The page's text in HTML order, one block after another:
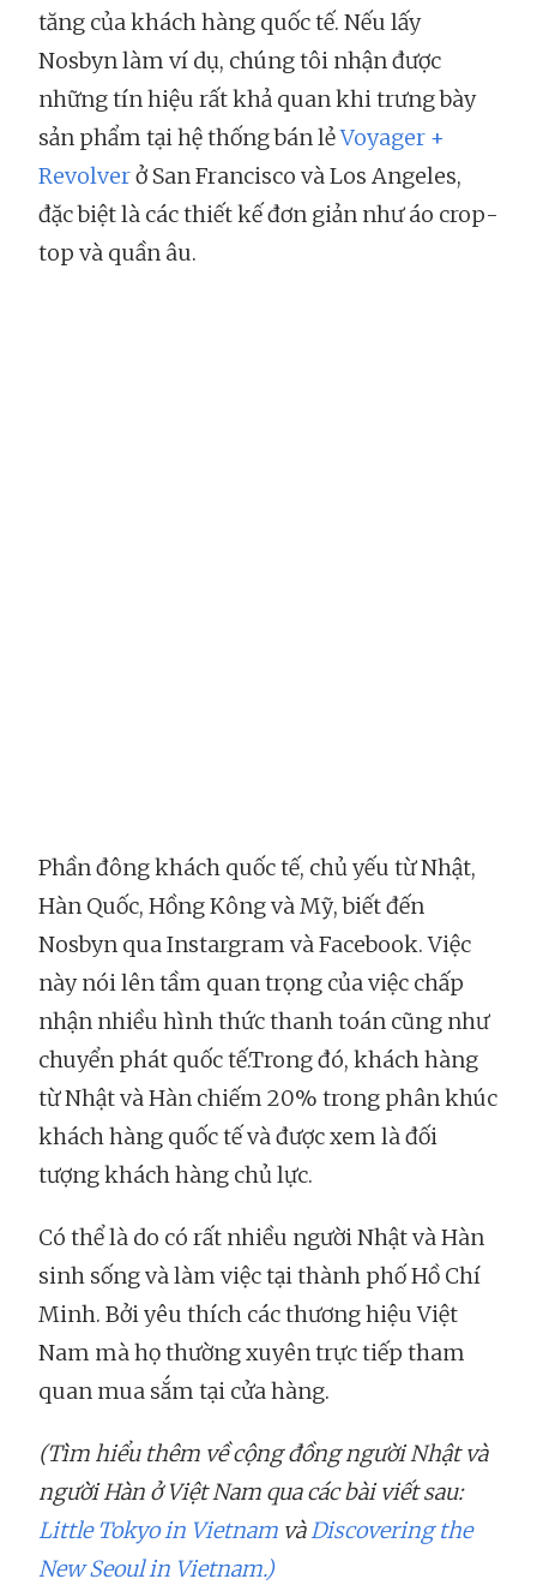
tăng của khách hàng quốc tế. Nếu lấy
Nosbyn làm ví dụ, chúng tôi nhận được
những tín hiệu rất khả quan khi trưng bày
sản phẩm tại hệ thống bán lẻVoyager +
Revolverở San Francisco và Los Angeles,
đặc biệt là các thiết kế đơn giản như áo crop-
top và quần âu.
Phần đông khách quốc tế, chủ yếu từ Nhật,
Hàn Quốc, Hồng Kông và Mỹ, biết đến
Nosbyn qua Instargram và Facebook. Việc
này nói lên tầm quan trọng của việc chấp
nhận nhiều hình thức thanh toán cũng như
chuyển phát quốc tế.Trong đó, khách hàng
từ Nhật và Hàn chiếm 20% trong phân khúc
khách hàng quốc tế và được xem là đối
tượng khách hàng chủ lực.
Có thể là do có rất nhiều người Nhật và Hàn
sinh sống và làm việc tại thành phố Hồ Chí
Minh. Bởi yêu thích các thương hiệu Việt
Nam mà họ thường xuyên trực tiếp tham
quan mua sắm tại cửa hàng.
(Tìm hiểu thêm về cộng đồng người Nhật và
người Hàn ở Việt Nam qua các bài viết sau:
Little Tokyo in Vietnam vàDiscovering the
New Seoul in Vietnam.)